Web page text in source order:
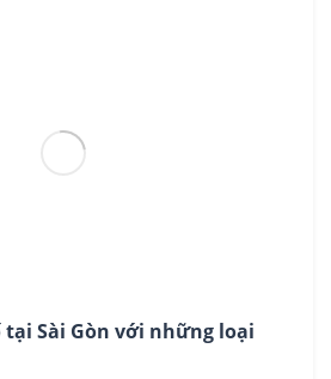
Sài Gòn với những loại